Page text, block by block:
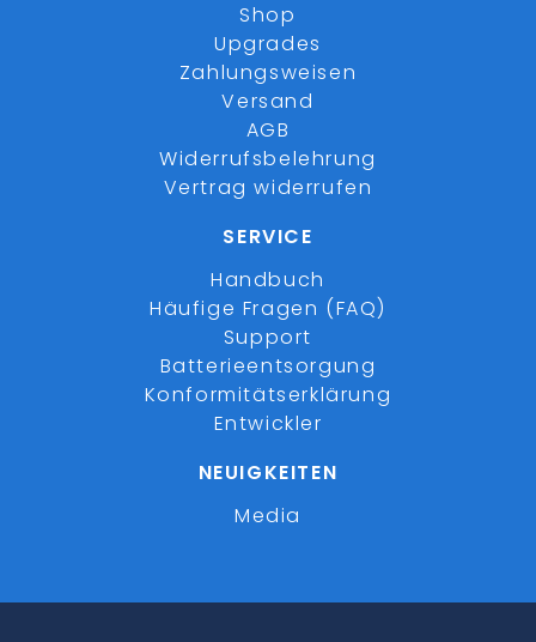
Shop
Upgrades
Zahlungsweisen
Versand
AGB
Widerrufsbelehrung
Vertrag widerrufen
SERVICE
Handbuch
Häufige Fragen (FAQ)
Support
Batterieentsorgung
Konformitätserklärung
Entwickler
NEUIGKEITEN
Media